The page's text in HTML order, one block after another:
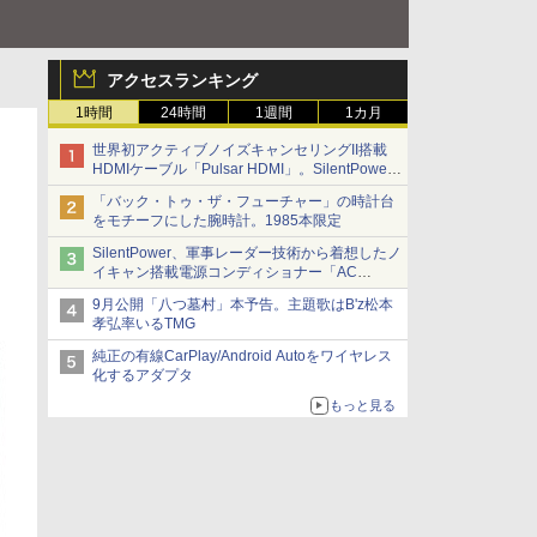
アクセスランキング
1時間 24時間 1週間 1カ月
世界初アクティブノイズキャンセリングII搭載
HDMIケーブル「Pulsar HDMI」。SilentPower
から
「バック・トゥ・ザ・フューチャー」の時計台
をモチーフにした腕時計。1985本限定
SilentPower、軍事レーダー技術から着想したノ
イキャン搭載電源コンディショナー「AC
iPurifier2」
9月公開「八つ墓村」本予告。主題歌はB'z松本
孝弘率いるTMG
純正の有線CarPlay/Android Autoをワイヤレス
化するアダプタ
もっと見る